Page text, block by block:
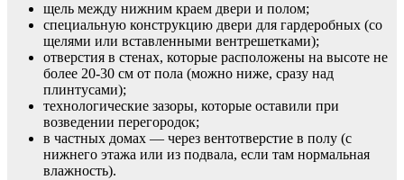
щель между нижним краем двери и полом;
специальную конструкцию двери для гардеробных (со
щелями или вставленными вентрешетками);
отверстия в стенах, которые расположены на высоте не
более 20-30 см от пола (можно ниже, сразу над
плинтусами);
технологические зазоры, которые оставили при
возведении перегородок;
в частных домах — через вентотверстие в полу (с
нижнего этажа или из подвала, если там нормальная
влажность).